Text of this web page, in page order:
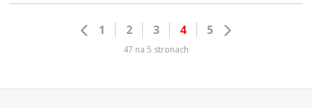
1 2 3 4 5
47 na 5 stronach